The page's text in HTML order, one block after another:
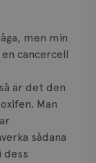
men min
cancercell
är det den
Man
sådana
dess